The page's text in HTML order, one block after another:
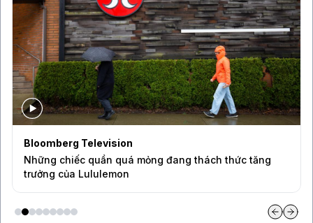
Bloomberg Television
Những chiếc quần quá mỏng đang thách thức tăng
trưởng của Lululemon